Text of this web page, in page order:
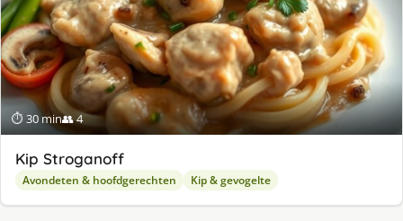
⏱ 30 min👥 4
Kip Stroganoff
Avondeten & hoofdgerechten Kip & gevogelte